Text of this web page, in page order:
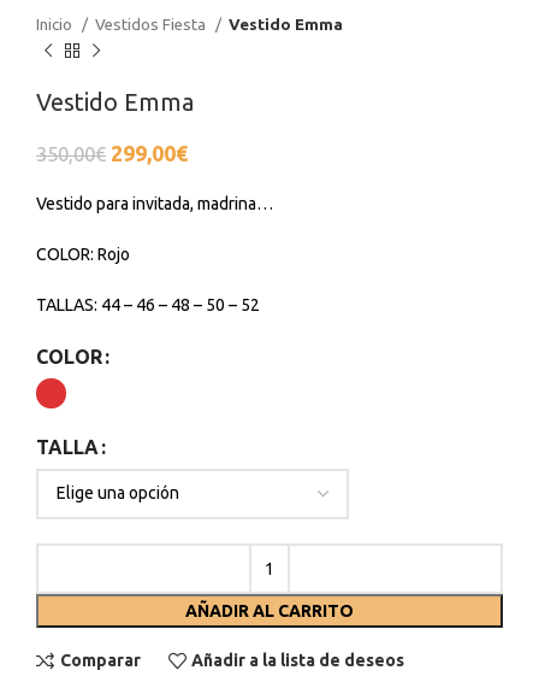
Inicio Vestidos Fiesta Vestido Emma
Vestido Emma
350,00€ El
original
350,00€.
299,00€El
actual
Vestido para invitada, madrina…
COLOR: Rojo
TALLAS: 44 – 46 – 48 – 50 – 52
COLOR
TALLA
AÑADIR AL CARRITO
Comparar Añadir a la lista de deseos